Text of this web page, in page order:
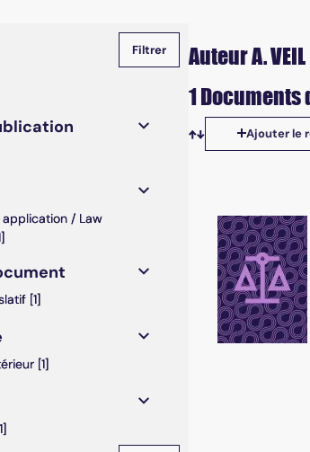
/ Law enforcement
application / Law
[1]
[1]
Auteur A. VEIL
1
Tris disponibles
Ajouter le